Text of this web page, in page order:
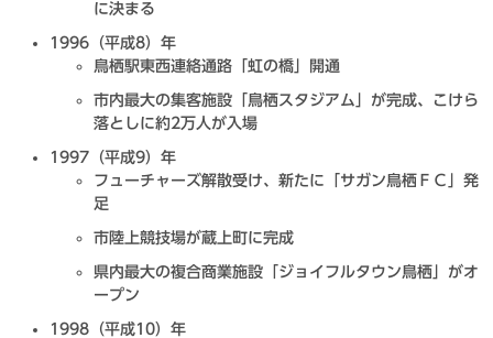
に決まる
1996（平成8）年
鳥栖駅東西連絡通路「虹の橋」開通
市内最大の集客施設「鳥栖スタジアム」が完成、こけら
落としに約2万人が入場
1997（平成9）年
フューチャーズ解散受け、新たに「サガン鳥栖ＦＣ」発
足
市陸上競技場が蔵上町に完成
県内最大の複合商業施設「ジョイフルタウン鳥栖」がオ
ープン
1998（平成10）年